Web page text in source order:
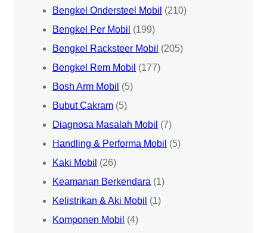
Bengkel Ondersteel Mobil (210)
Bengkel Per Mobil (199)
Bengkel Racksteer Mobil (205)
Bengkel Rem Mobil (177)
Bosh Arm Mobil (5)
Bubut Cakram (5)
Diagnosa Masalah Mobil (7)
Handling & Performa Mobil (5)
Kaki Mobil (26)
Keamanan Berkendara (1)
Kelistrikan & Aki Mobil (1)
Komponen Mobil (4)